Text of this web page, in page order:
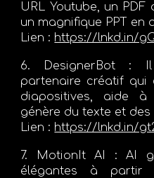
URL Youtube, un
un magnifique PPT en
Lien : https://lnkd.in/
6. DesignerBot :
partenaire créatif qui
diapositives, aide
génère du texte et
Lien : https://lnkd.in/
7. MotionIt AI :AI
élégantes à